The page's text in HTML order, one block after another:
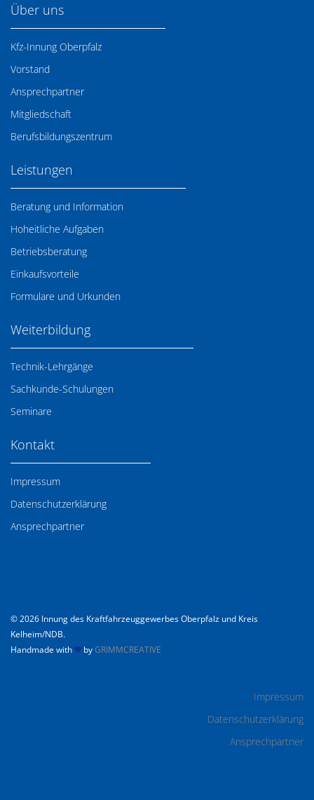
Über uns
Kfz-Innung Oberpfalz
Vorstand
Ansprechpartner
Mitgliedschaft
Berufsbildungszentrum
Leistungen
Beratung und Information
Hoheitliche Aufgaben
Betriebsberatung
Einkaufsvorteile
Formulare und Urkunden
Weiterbildung
Technik-Lehrgänge
Sachkunde-Schulungen
Seminare
Kontakt
Impressum
Datenschutzerklärung
Ansprechpartner
© 2026 Innung des Kraftfahrzeuggewerbes Oberpfalz und Kreis
Kelheim/NDB.
Handmade with
byGRIMMCREATIVE
Impressum
Datenschutzerklärung
Ansprechpartner